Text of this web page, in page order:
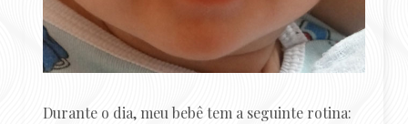
Durante o dia, meu bebê tem a seguinte rotina: